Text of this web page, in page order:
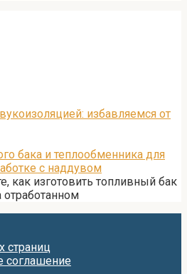
бака и теплообменника для
с наддувом
как изготовить топливный бак
отработанном
страниц
соглашение